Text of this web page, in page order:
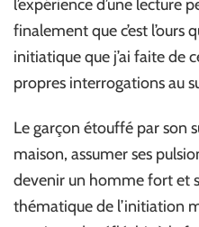
l’expérience d’une lecture
finalement que c’est l’ours
initiatique que j’ai faite de
propres interrogations au
Le garçon étouffé par son
maison, assumer ses
devenir un homme fort et
thématique de l’initiation